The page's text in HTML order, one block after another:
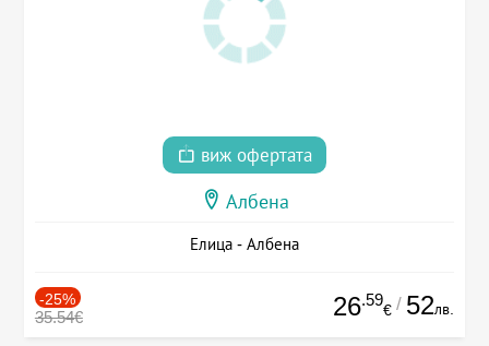
виж офертата
Албена
Елица - Албена
-25%
35.54€ 26.59
€ / 52лв.